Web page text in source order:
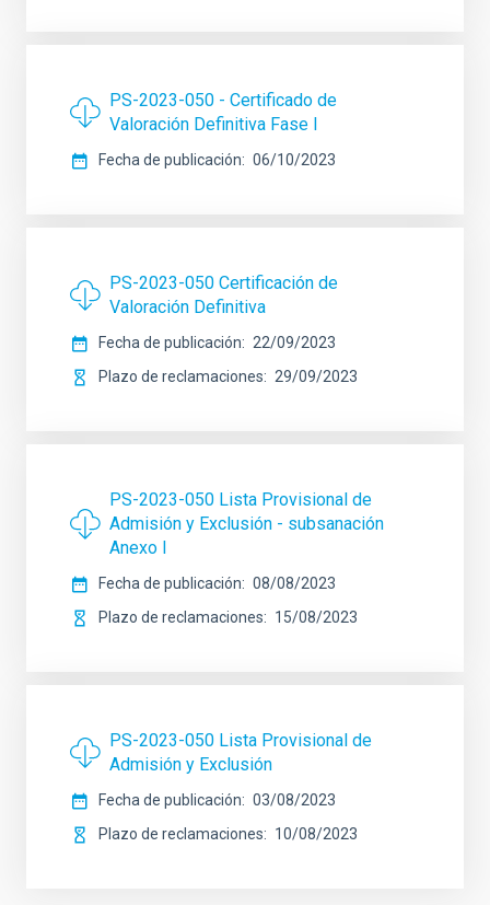
PS-2023-050 - Certificado de
Valoración Definitiva Fase I
Fecha de publicación 06/10/2023
PS-2023-050 Certificación de
Valoración Definitiva
Fecha de publicación
22/09/2023
Plazo de reclamaciones
29/09/2023
PS-2023-050 Lista Provisional de
Admisión y Exclusión - subsanación
Anexo I
Fecha de publicación
08/08/2023
Plazo de reclamaciones
15/08/2023
PS-2023-050 Lista Provisional de
Admisión y Exclusión
Fecha de publicación
03/08/2023
Plazo de reclamaciones
10/08/2023